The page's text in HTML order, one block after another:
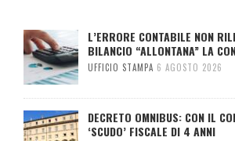
L’ERRORE CONTABILE NON
BILANCIO “ALLONTANA” LA
UFFICIO STAMPA 6 AGOSTO 2026
DECRETO OMNIBUS: CON IL
‘SCUDO’ FISCALE DI 4 ANNI